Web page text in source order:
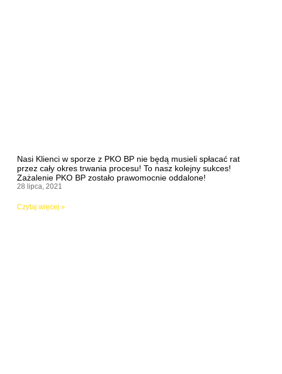
Nasi Klienci w sporze z PKO BP nie będą musieli spłacać rat
przez cały okres trwania procesu! To nasz kolejny sukces!
Zażalenie PKO BP zostało prawomocnie oddalone!
28 lipca, 2021
Czytaj więcej »